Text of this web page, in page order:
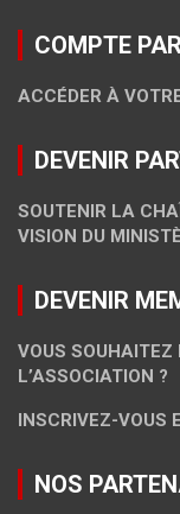
COMPTE
ACCÉDER À
DEVENIR
SOUTENIR LA
VISION DU
DEVENIR
VOUS SOUHAITEZ
L’ASSOCIATION ?
INSCRIVEZ-VOUS
NOS